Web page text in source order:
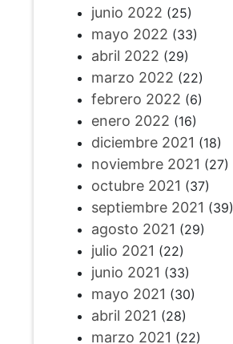
junio 2022 (25)
mayo 2022 (33)
abril 2022 (29)
marzo 2022 (22)
febrero 2022 (6)
enero 2022 (16)
diciembre 2021 (18)
noviembre 2021 (27)
octubre 2021 (37)
septiembre 2021 (39)
agosto 2021 (29)
julio 2021 (22)
junio 2021 (33)
mayo 2021 (30)
abril 2021 (28)
marzo 2021 (22)